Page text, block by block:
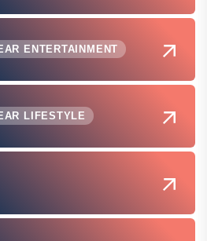
ENTERTAINMENT
LIFESTYLE